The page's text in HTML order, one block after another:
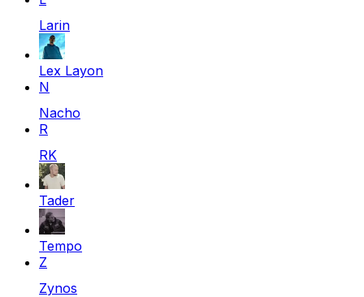
Larin
Lex Layon
N
Nacho
R
RK
Tader
Tempo
Z
Zynos